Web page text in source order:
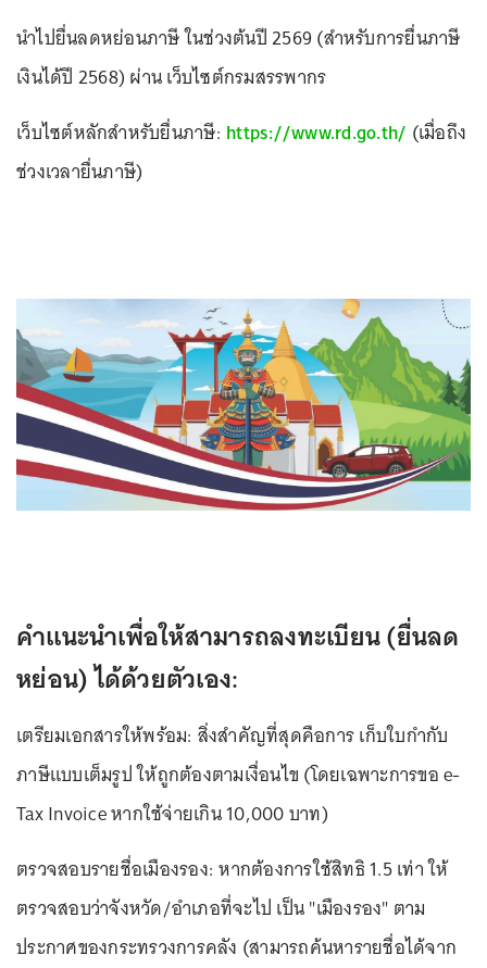
นำไปยื่นลดหย่อนภาษี ในช่วงต้นปี 2569 (สำหรับการยื่นภาษี
เงินได้ปี 2568) ผ่าน เว็บไซต์กรมสรรพากร
เว็บไซต์หลักสำหรับยื่นภาษี: https://www.rd.go.th/ (เมื่อถึง
ช่วงเวลายื่นภาษี)
คำแนะนำเพื่อให้สามารถลงทะเบียน (ยื่นลด
หย่อน) ได้ด้วยตัวเอง:
เตรียมเอกสารให้พร้อม: สิ่งสำคัญที่สุดคือการ เก็บใบกำกับ
ภาษีแบบเต็มรูป ให้ถูกต้องตามเงื่อนไข (โดยเฉพาะการขอ e-
Tax Invoice หากใช้จ่ายเกิน 10,000 บาท)
ตรวจสอบรายชื่อเมืองรอง: หากต้องการใช้สิทธิ 1.5 เท่า ให้
ตรวจสอบว่าจังหวัด/อำเภอที่จะไป เป็น "เมืองรอง" ตาม
ประกาศของกระทรวงการคลัง (สามารถค้นหารายชื่อได้จาก